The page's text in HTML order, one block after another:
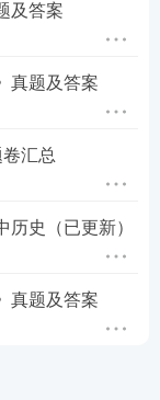
及答案
真题及答案
汇总
史（已更新）
真题及答案